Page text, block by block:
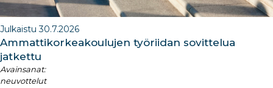
Julkaistu 30.7.2026
Ammattikorkeakoulujen työriidan sovittelua
jatkettu
Avainsanat:
neuvottelut